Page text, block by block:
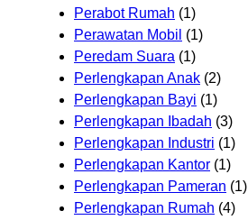
Perabot Rumah (1)
Perawatan Mobil (1)
Peredam Suara (1)
Perlengkapan Anak (2)
Perlengkapan Bayi (1)
Perlengkapan Ibadah (3)
Perlengkapan Industri (1)
Perlengkapan Kantor (1)
Perlengkapan Pameran (1)
Perlengkapan Rumah (4)